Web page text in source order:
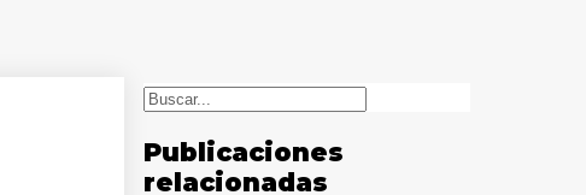
Buscar
Publicaciones
relacionadas